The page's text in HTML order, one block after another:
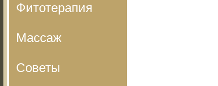
Фитотерапия
Массаж
Советы